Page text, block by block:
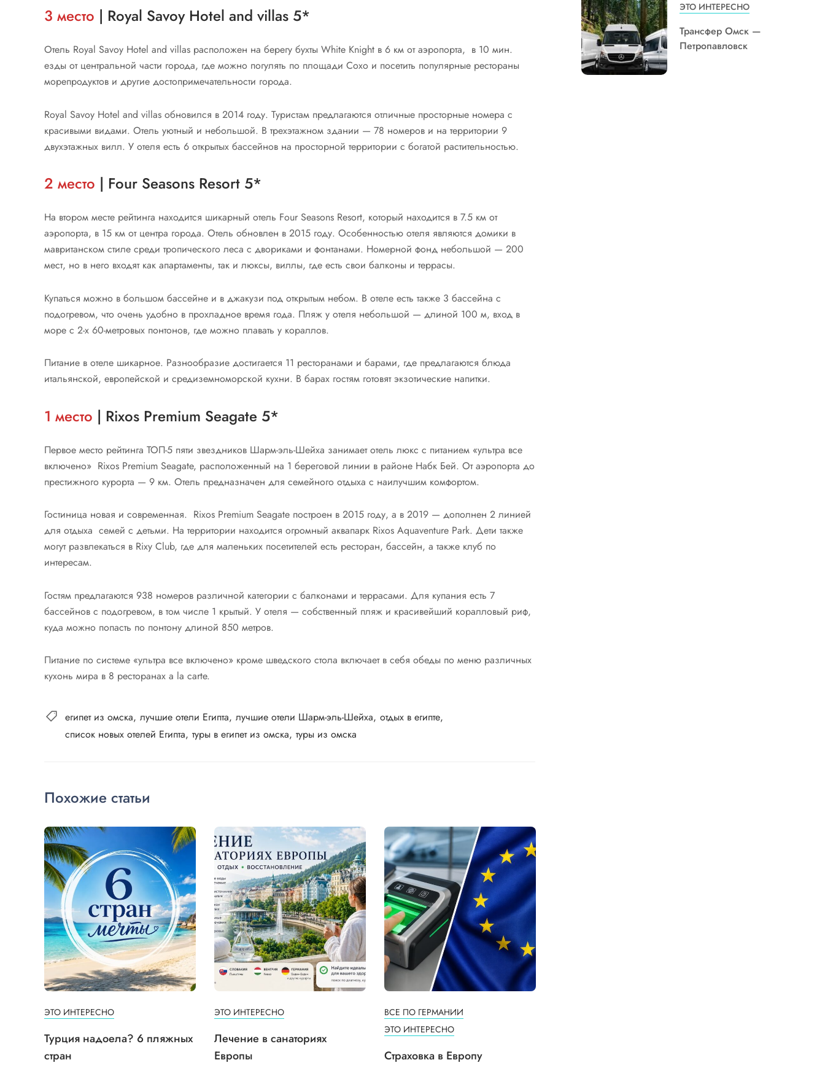
3 место | Royal Savoy Hotel and villas 5*
Отель Royal Savoy Hotel and villas расположен на берегу бухты White Knight в 6 км от аэропорта, в 10 мин.
езды от центральной части города, где можно погулять по площади Сохо и посетить популярные рестораны
морепродуктов и другие достопримечательности города.
Royal Savoy Hotel and villas обновился в 2014 году. Туристам предлагаются отличные просторные номера с
красивыми видами. Отель уютный и небольшой. В трехэтажном здании — 78 номеров и на территории 9
двухэтажных вилл. У отеля есть 6 открытых бассейнов на просторной территории с богатой растительностью.
2 место | Four Seasons Resort 5*
На втором месте рейтинга находится шикарный отель Four Seasons Resort, который находится в 7.5 км от
аэропорта, в 15 км от центра города. Отель обновлен в 2015 году. Особенностью отеля являются домики в
мавританском стиле среди тропического леса с двориками и фонтанами. Номерной фонд небольшой — 200
мест, но в него входят как апартаменты, так и люксы, виллы, где есть свои балконы и террасы.
Купаться можно в большом бассейне и в джакузи под открытым небом. В отеле есть также 3 бассейна с
подогревом, что очень удобно в прохладное время года. Пляж у отеля небольшой — длиной 100 м, вход в
море с 2-х 60-метровых понтонов, где можно плавать у кораллов.
Питание в отеле шикарное. Разнообразие достигается 11 ресторанами и барами, где предлагаются блюда
итальянской, европейской и средиземноморской кухни. В барах гостям готовят экзотические напитки.
1 место | Rixos Premium Seagate 5*
Первое место рейтинга ТОП-5 пяти звездников Шарм-эль-Шейха занимает отель люкс с питанием «ультра все
включено» Rixos Premium Seagate, расположенный на 1 береговой линии в районе Набк Бей. От аэропорта до
престижного курорта — 9 км. Отель предназначен для семейного отдыха с наилучшим комфортом.
Гостиница новая и современная. Rixos Premium Seagate построен в 2015 году, а в 2019 — дополнен 2 линией
для отдыха семей с детьми. На территории находится огромный аквапарк Rixos Aquaventure Park. Дети также
могут развлекаться в Rixy Club, где для маленьких посетителей есть ресторан, бассейн, а также клуб по
интересам.
Гостям предлагаются 938 номеров различной категории с балконами и террасами. Для купания есть 7
бассейнов с подогревом, в том числе 1 крытый. У отеля — собственный пляж и красивейший коралловый риф,
куда можно попасть по понтону длиной 850 метров.
Питание по системе «ультра все включено» кроме шведского стола включает в себя обеды по меню различных
кухонь мира в 8 ресторанах a la carte.
египет из омска лучшие отели Египта лучшие отели Шарм-эль-Шейха отдых в египте
список новых отелей Египта туры в египет из омска туры из омска
Похожие статьи
ЭТО ИНТЕРЕСНО
Турция надоела? 6 пляжных
стран
ЭТО ИНТЕРЕСНО
Лечение в санаториях
Европы
ВСЕ ПО ГЕРМАНИИ
ЭТО ИНТЕРЕСНО
Страховка в Европу
ЭТО ИНТЕРЕСНО
Трансфер Омск —
Петропавловск